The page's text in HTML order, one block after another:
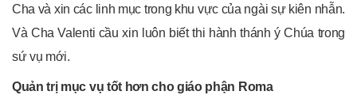
Cha và xin các linh mục trong khu vực của ngài sự kiên nhẫn.
Và Cha Valenti cầu xin luôn biết thi hành thánh ý Chúa trong
sứ vụ mới.
Quản trị mục vụ tốt hơn cho giáo phận Roma